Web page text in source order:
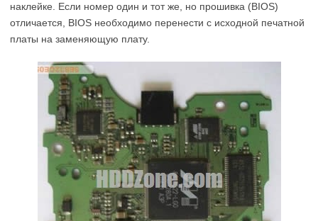
наклейке. Если номер один и тот же, но прошивка (BIOS)
отличается, BIOS необходимо перенести с исходной печатной
платы на заменяющую плату.